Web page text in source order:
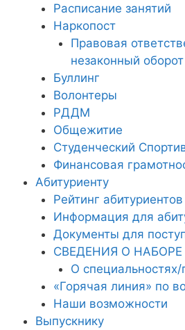
Расписание занятий
Наркопост
Правовая
незаконный
Буллинг
Волонтеры
РДДМ
Общежитие
Студенческий
Финансовая
Абитуриенту
Рейтинг абитуриентов
Информация для
Документы для
СВЕДЕНИЯ О НАБОРЕ
О специальностях/
«Горячая линия» по
Наши возможности
Выпускнику